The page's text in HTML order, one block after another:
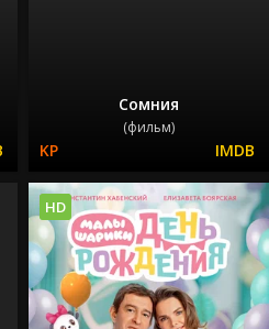
Сомния
(фильм)
HD